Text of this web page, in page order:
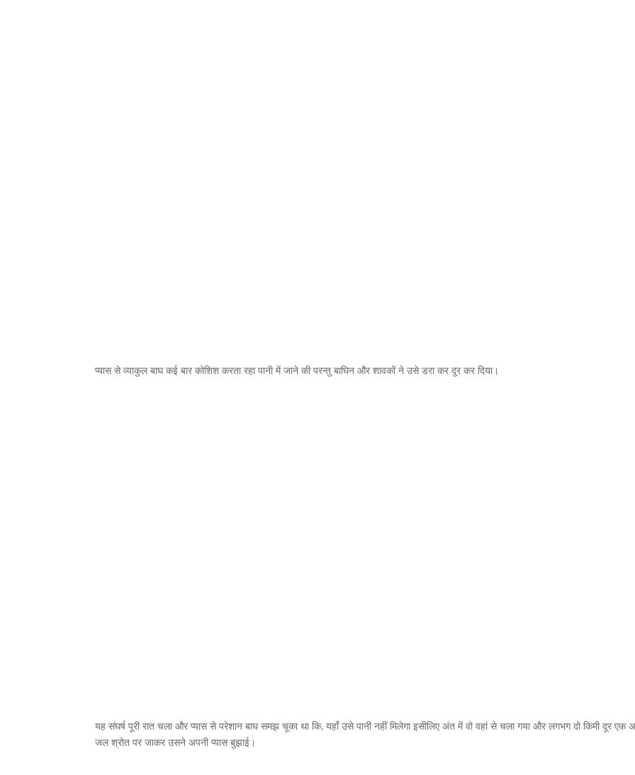
प्यास से व्याकुल बाघ कई बार कोशिश करता रहा पानी में जाने की परन्तु बाघिन और शावकों ने उसे डरा कर दूर कर दिया।
यह संघर्ष पूरी रात चला और प्यास से परेशान बाघ समझ चूका था कि, यहाँ उसे पानी नहीं मिलेगा इसीलिए अंत में वो वहां से चला गया और लगभग दो किमी दूर एक
जल श्रोत पर जाकर उसने अपनी प्यास बुझाई।